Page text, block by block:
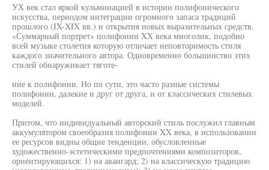
УХ век стал яркой кульминацией в истории полифонического
искусства, периодом интеграции огромного запаса традиций
прошлого (IX-XIX вв.) и открытия новых выразительных средств.
«Суммарный портрет» полифонии XX века многолик, подобно
всей музыке столетия которую отличает неповторимость стиля
каждого значительного автора. Одновременно большинство этих
стилей обнаруживает тяготе-
ние к полифонии. Но по сути, это часто разные системы
полифонии, далекие и друг от друга, и от классических стилевых
моделей.
Притом, что индивидуальный авторский стиль послужил главным
аккумулятором своеобразия полифонии XX века, в использовании
ее ресурсов видны общие тенденции, обусловленные
художественно-эстетическими предпочтениями композиторов,
ориентирующихся: 1) на авангард; 2) на классическую традицию